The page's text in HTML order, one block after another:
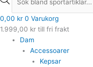
0,00 kr 0 Varukorg
1.999,00 kr till fri frakt
Dam
Accessoarer
Kepsar